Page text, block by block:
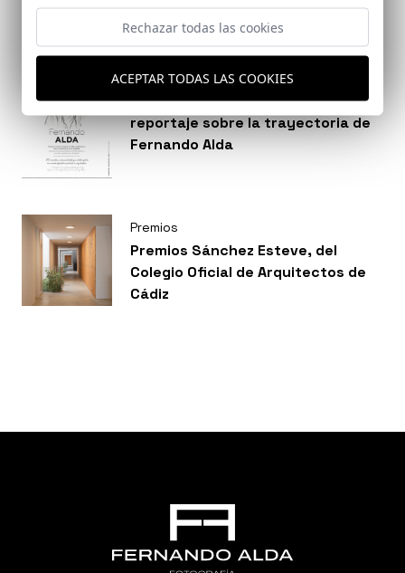
pensar que detrás de algunas de
cierta poética. Ese es el reto”.
Breves
La revista ST | Architec publica
reportaje sobre la trayectoria de
Fernando Alda
Premios
Premios Sánchez Esteve, del
Colegio Oficial de Arquitectos de
Cádiz
Rechazar todas las cookies
ACEPTAR TODAS LAS COOKIES